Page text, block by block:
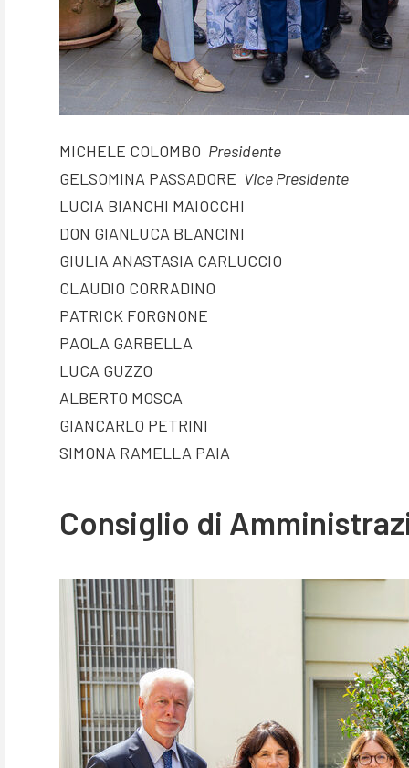
MICHELE COLOMBO Presidente
GELSOMINA PASSADORE Vice Presidente
LUCIA BIANCHI MAIOCCHI
DON GIANLUCA BLANCINI
GIULIA ANASTASIA CARLUCCIO
CLAUDIO CORRADINO
PATRICK FORGNONE
PAOLA GARBELLA
LUCA GUZZO
ALBERTO MOSCA
GIANCARLO PETRINI
SIMONA RAMELLA PAIA
Consiglio di